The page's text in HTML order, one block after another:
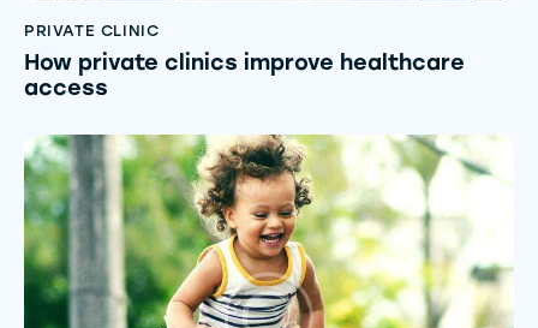
PRIVATE CLINIC
How private clinics improve healthcare
access